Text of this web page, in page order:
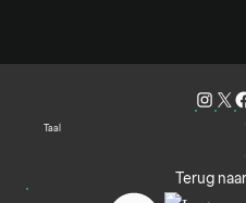
Taal
Terug